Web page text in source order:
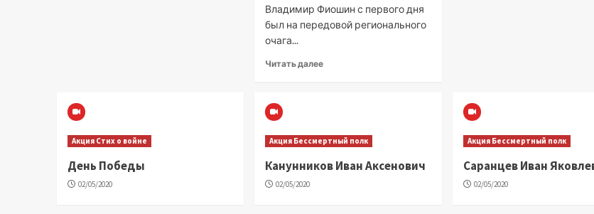
Владимир Фиошин с первого дня
был на передовой регионального
очага...
Читать далее
Акция Стих о войне
День Победы
02/05/2020
Акция Бессмертный полк
Канунников Иван Аксенович
02/05/2020
Акция Бессмертный полк
Саранцев Иван
02/05/2020